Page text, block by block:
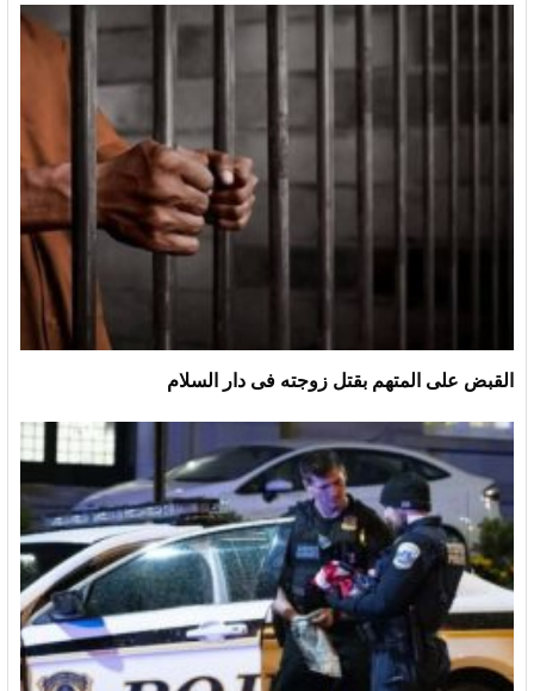
القبض على المتهم بقتل زوجته فى دار السلام